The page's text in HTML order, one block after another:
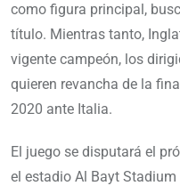
como figura principal,
título. Mientras tanto,
vigente campeón, los
quieren revancha de la
2020 ante Italia.
El juego se disputará el
el estadio Al Bayt